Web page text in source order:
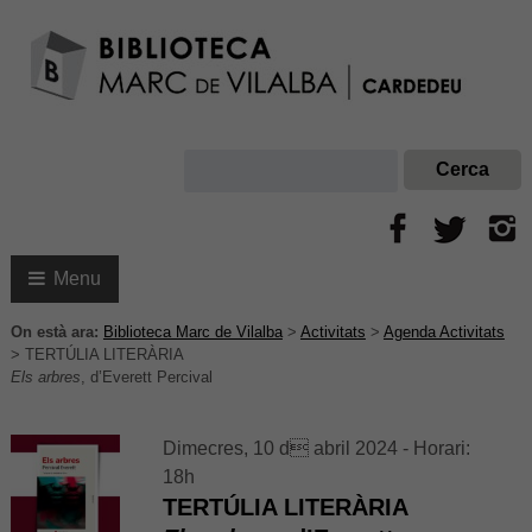
Menu
On està ara: Biblioteca Marc de Vilalba> Activitats > Agenda Activitats
> TERTÚLIA LITERÀRIA
Els arbres , d’Everett Percival
Dimecres, 10 d abril 2024 - Horari:
18h
TERTÚLIA LITERÀRIA